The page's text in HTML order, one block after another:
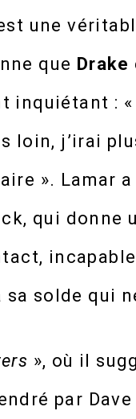
une
que Drake
inquiétant :
loin, j’irai
». Lamar
qui donne
sa solde qui
», où il
par